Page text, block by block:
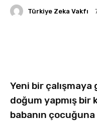
Türkiye Zeka Vakfı
Yeni bir
doğum yapmış bir
babanın